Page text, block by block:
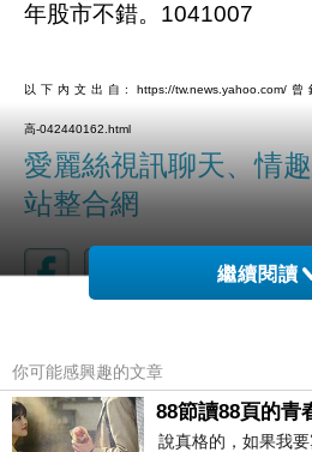
年股市不錯。1041007
以下內文出自: https://
高-042440162.html
愛麗絲視訊聊天、情
站整合網
繼續閱讀
你可能感興趣的文章
88節讀88頁的青
說真格的，如果我